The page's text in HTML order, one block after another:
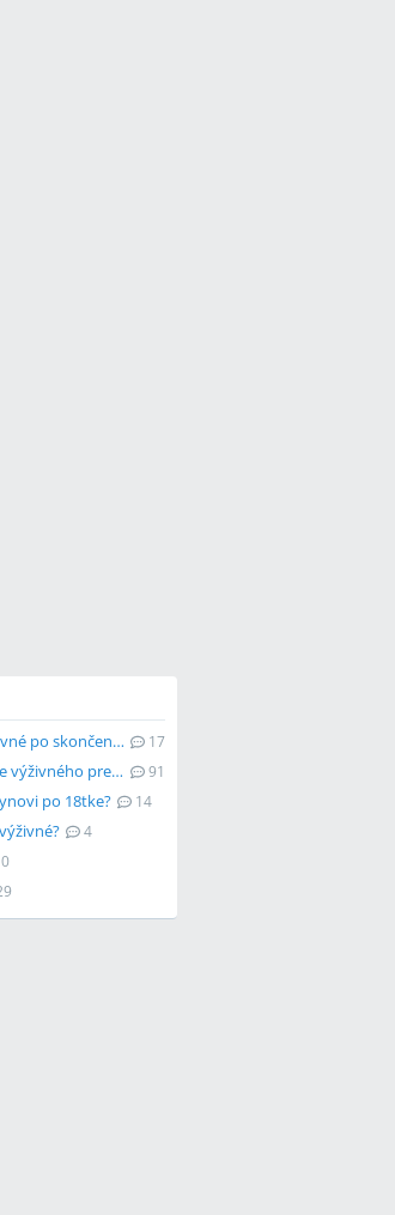
Dokedy musí otec platiť výživné po skončení školy? 17
Ako zabezpečiť pokračovanie výživného pre študujúcu dcéru? 91
po 18tke? 14
4